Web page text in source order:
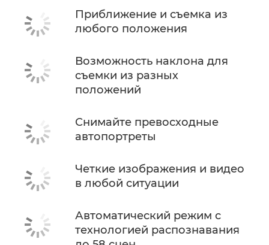
Приближение и съемка из
любого положения
Возможность наклона для
съемки из разных
положений
Снимайте превосходные
автопортреты
Четкие изображения и видео
в любой ситуации
Автоматический режим с
технологией распознавания